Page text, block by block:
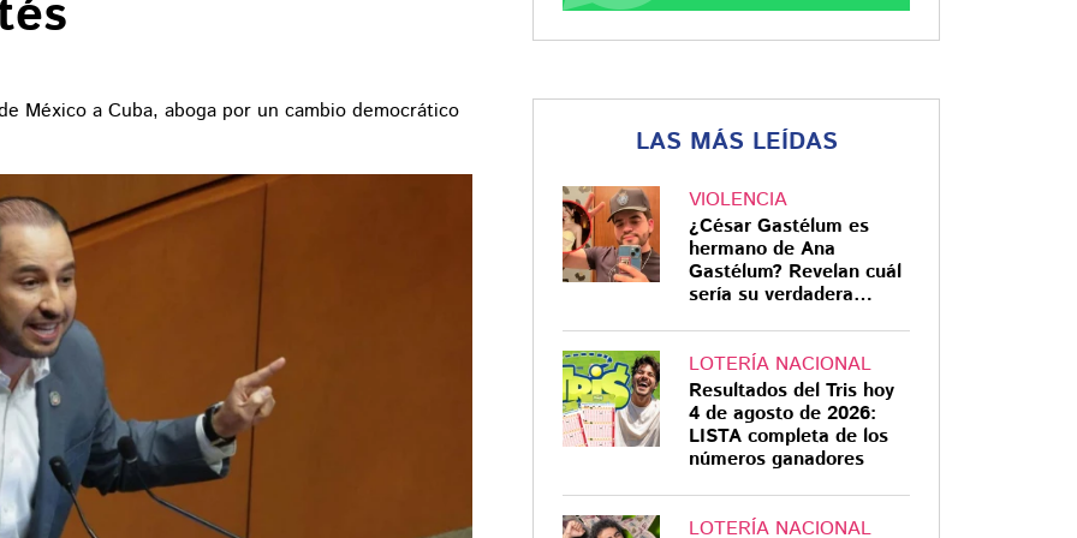
México a Cuba, aboga por un cambio democrático
LAS MÁS LEÍDAS
VIOLENCIA
¿César Gastélum es
hermano de Ana
Gastélum? Revelan cuál
sería su verdadera
LOTERÍA NACIONAL
Resultados del Tris hoy
4 de agosto de 2026:
LISTA completa de los
números ganadores
LOTERÍA NACIONAL